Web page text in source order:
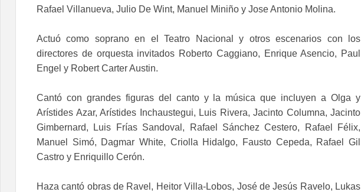
Rafael Villanueva, Julio De Wint, Manuel Miniño y Jose Antonio Molina.
Actuó como soprano en el Teatro Nacional y otros escenarios con los
directores de orquesta invitados Roberto Caggiano, Enrique Asencio, Paul
Engel y Robert Carter Austin.
Cantó con grandes figuras del canto y la música que incluyen a Olga y
Arístides Azar, Arístides Inchaustegui, Luis Rivera, Jacinto Columna, Jacinto
Gimbernard, Luis Frías Sandoval, Rafael Sánchez Cestero, Rafael Félix,
Manuel Simó, Dagmar White, Criolla Hidalgo, Fausto Cepeda, Rafael Gil
Castro y Enriquillo Cerón.
Haza cantó obras de Ravel, Heitor Villa-Lobos, José de Jesús Ravelo, Lukas